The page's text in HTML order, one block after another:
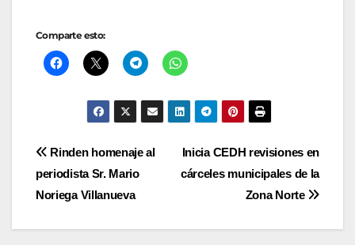
Comparte esto:
Navegación
de
entradas
Inicia CEDH revisiones en
cárceles municipales de la
Zona Norte
Rinden homenaje al
periodista Sr. Mario
Noriega Villanueva